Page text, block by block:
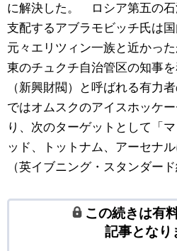
に解決した。 ロシア第五の
支配するアブラモビッチ氏は国
元々エリツィン一族と近かっ
東のチュクチ自治管区の知事を
（新興財閥）と呼ばれる有力
ではオムスクのアイスホッケ
り、次のターゲットとして「
ッド、トットナム、アーセナ
（英イブニング・スタンダード
この続きは有
記事となり